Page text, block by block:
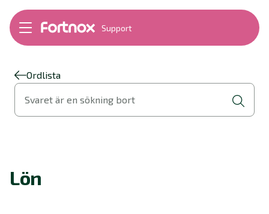
Support
Bokföring
Fakturering
Byt till Fortnox
Felsökning
Support Play
Ordlista
Svaret är en sökning bort
Lön